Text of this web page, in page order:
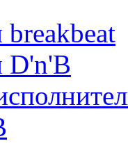
D'n'B